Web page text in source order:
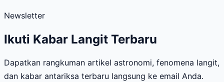
Newsletter
Ikuti Kabar Langit Terbaru
Dapatkan rangkuman artikel astronomi, fenomena langit,
dan kabar antariksa terbaru langsung ke email Anda.